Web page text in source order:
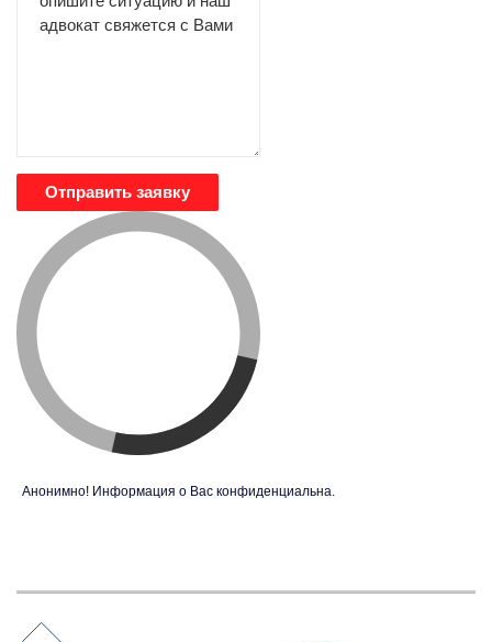
Отправить заявку
Анонимно! Информация о Вас конфиденциальна.